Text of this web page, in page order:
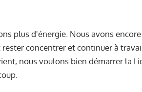
plus d'énergie. Nous avons encore
concentrer et continuer à
nous voulons bien démarrer la